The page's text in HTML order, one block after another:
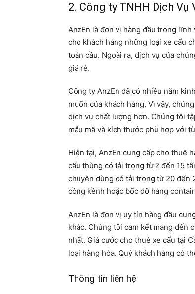
2. Công ty TNHH Dịch Vụ
AnzEn là đơn vị hàng đầu trong
cho khách hàng những loại xe cẩu
toàn cầu. Ngoài ra, dịch vụ của
giá rẻ.
Công ty AnzEn đã có nhiều năm
muốn của khách hàng. Vì vậy,
dịch vụ chất lượng hơn. Chúng tôi
mẫu mã và kích thước phù hợp với
Hiện tại, AnzEn cung cấp cho thuê
cẩu thùng có tải trọng từ 2 đến 15
chuyên dùng có tải trọng từ 20 đến
cồng kềnh hoặc bốc dỡ hàng
AnzEn là đơn vị uy tín hàng đầu
khác. Chúng tôi cam kết mang đến
nhất. Giá cước cho thuê xe cẩu tại
loại hàng hóa. Quý khách hàng có
Thông tin liên hệ